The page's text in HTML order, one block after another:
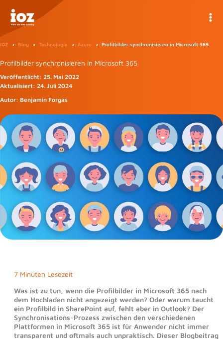
Inhalt
springen
IOZ Blog Technologie Azure Profilbilder synchronisieren in Microsoft 365
Profilbilder synchronisieren in Microsoft 365
Veröffentlicht: 25. Mai 2022
Aktualisiert: 24. Juli 2024
Autor: Benjamin Forgas
7 Minuten Lesezeit
Was ist zu tun, wenn die Profilbilder in Microsoft 365 nach
dem Hochladen nicht angezeigt werden? Oder warum taucht
ein Profilbild in SharePoint auf, fehlt aber in Outlook? Der
Synchronisations-Prozess zwischen den verschiedenen
Plattformen in Microsoft 365 ist für Anwender nicht immer
transparent und oftmals auch unpraktisch. Dieser Blogbeitrag